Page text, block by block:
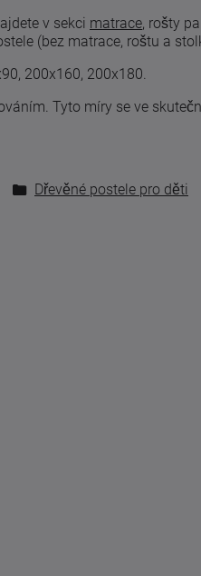
v sekci matrace, rošty
(bez matrace, roštu a
200x160, 200x180.
Tyto míry se ve
Dřevěné postele pro děti